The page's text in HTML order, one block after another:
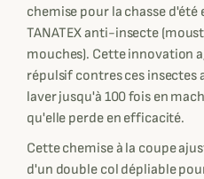
chemise pour la chasse
TANATEX anti-insecte
mouches). Cette innovation
répulsif contres ces insectes
laver jusqu'à 100 fois en
qu'elle perde en efficacité.
Cette chemise à la coupe
d'un double col dépliable